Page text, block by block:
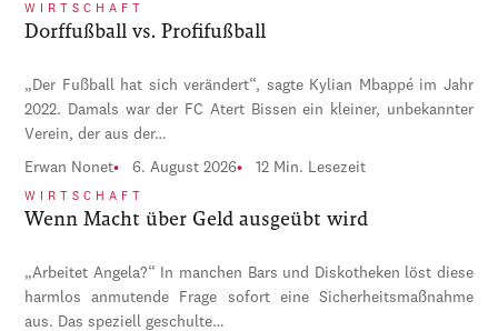
WIRTSCHAFT
Dorffußball vs. Profifußball
„Der Fußball hat sich verändert“, sagte Kylian Mbappé im Jahr
2022. Damals war der FC Atert Bissen ein kleiner, unbekannter
Verein, der aus der…
Erwan Nonet 6. August 2026 12 Min. Lesezeit
WIRTSCHAFT
Wenn Macht über Geld ausgeübt wird
„Arbeitet Angela?“ In manchen Bars und Diskotheken löst diese
harmlos anmutende Frage sofort eine Sicherheitsmaßnahme
aus. Das speziell geschulte…